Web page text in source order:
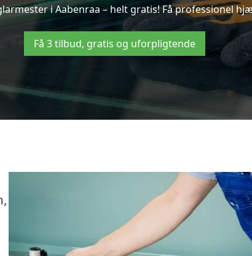
i Aabenraa – helt gratis! Få professionel
Få 3 tilbud, gratis og uforpligtende